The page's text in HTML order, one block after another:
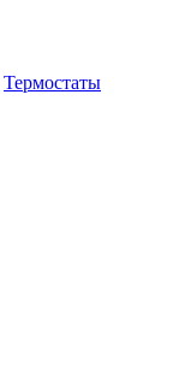
Термостаты